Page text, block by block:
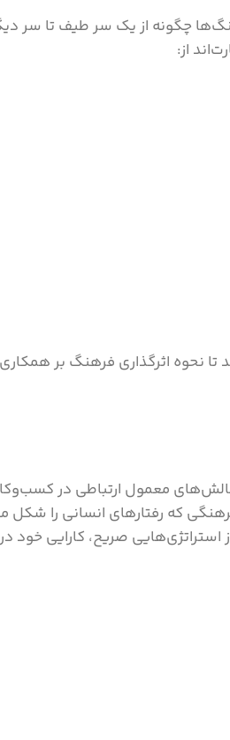
چگونه از یک سر طیف تا سر
از:
اثرگذاری فرهنگ بر
معمول ارتباطی در
که رفتارهای انسانی را
استراتژی‌هایی صریح، کارایی